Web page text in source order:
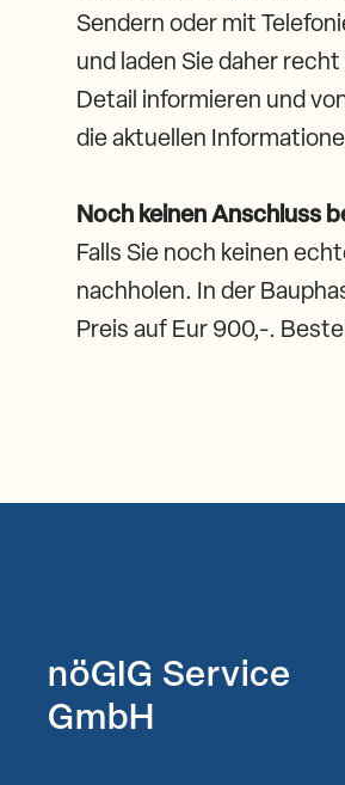
Sendern oder mit
und laden Sie daher
Detail informieren und
die aktuellen
Noch keinen Anschluss
Falls Sie noch keinen
nachholen. In der
Preis auf Eur 900,-.
nöGIG Service
GmbH